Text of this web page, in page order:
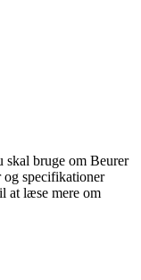
skal bruge om Beurer
og specifikationer
at læse mere om